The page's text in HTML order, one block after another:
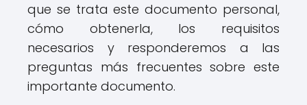
que se trata este documento personal,
cómo obtenerla, los requisitos
necesarios y responderemos a las
preguntas más frecuentes sobre este
importante documento.